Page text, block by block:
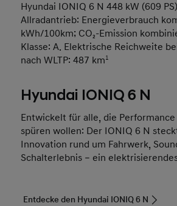
Hyundai IONIQ 6 N 448 kW (609
Allradantrieb: Energieverbrauch
kWh/100km; CO₂-Emission
Klasse: A. Elektrische Reichweite
nach WLTP: 487 km1
Hyundai IONIQ 6 N
Entwickelt für alle, die
spüren wollen: Der IONIQ 6 N
Innovation rund um Fahrwerk,
Schalterlebnis – ein
Entdecke den Hyundai IONIQ 6 N